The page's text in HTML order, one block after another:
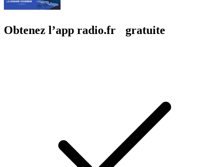
Obtenez l’app radio.fr gratuite